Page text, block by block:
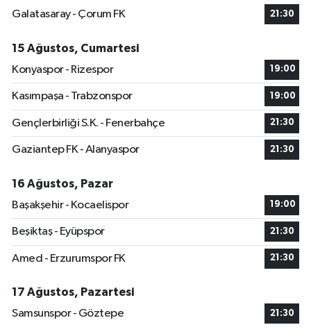
Galatasaray - Çorum FK
21:30
15 Ağustos, Cumartesi
Konyaspor - Rizespor
19:00
Kasımpaşa - Trabzonspor 19:00
Gençlerbirliği S.K. - Fenerbahçe 21:30
Gaziantep FK - Alanyaspor 21:30
16 Ağustos, Pazar
Başakşehir - Kocaelispor
19:00
Beşiktaş - Eyüpspor 21:30
Amed - Erzurumspor FK 21:30
17 Ağustos, Pazartesi
Samsunspor - Göztepe
21:30